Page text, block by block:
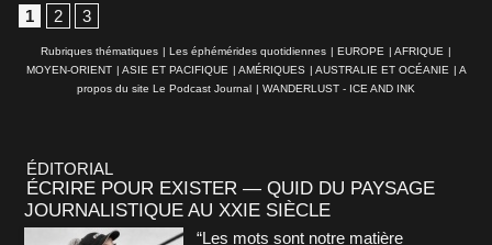
1
2 3
Rubriques thématiques | Les éphémérides quotidiennes | EUROPE | AFRIQUE |
MOYEN-ORIENT | ASIE ET PACIFIQUE | AMÉRIQUES | AUSTRALIE ET OCÉANIE | A
propos du site Le Podcast Journal | WANDERLUST - ICE AND INK
ÉDITORIAL
ÉCRIRE POUR EXISTER — QUID DU PAYSAGE
JOURNALISTIQUE AU XXIE SIÈCLE
“Les mots sont notre matière